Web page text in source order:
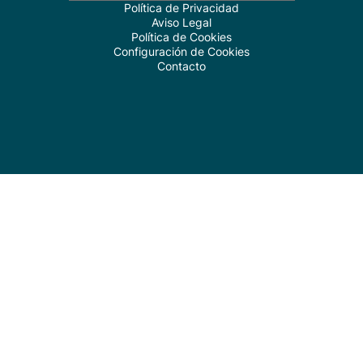
Política de Privacidad
Aviso Legal
Política de Cookies
Configuración de Cookies
Contacto